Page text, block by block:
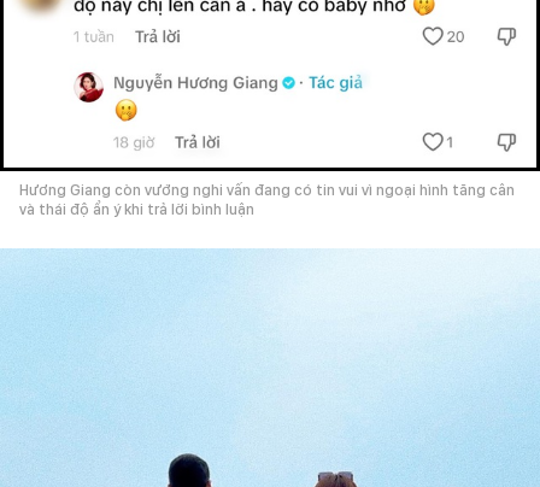
Hương Giang còn vướng nghi vấn đang có tin vui vì ngoại hình tăng cân
và thái độ ẩn ý khi trả lời bình luận